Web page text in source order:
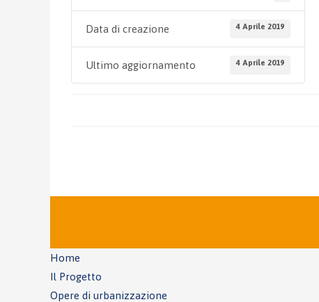
Data di creazione 4 Aprile 2019
Ultimo aggiornamento 4 Aprile 2019
Home
Il Progetto
Opere di urbanizzazione